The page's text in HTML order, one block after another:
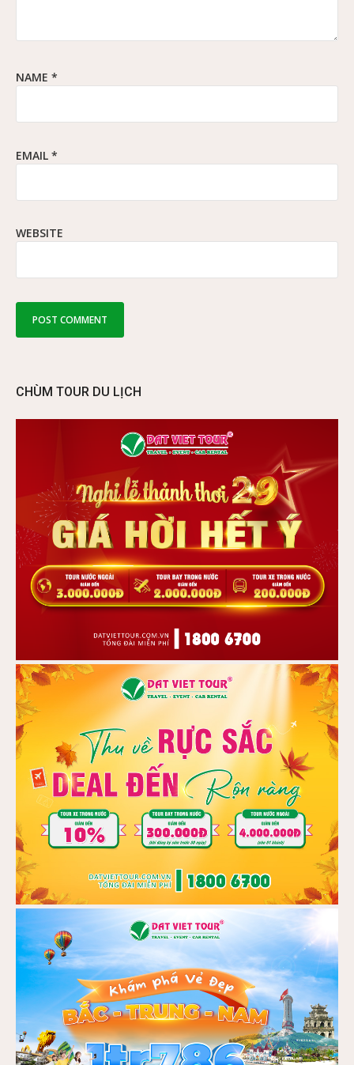
NAME *
EMAIL *
WEBSITE
CHÙM TOUR DU LỊCH